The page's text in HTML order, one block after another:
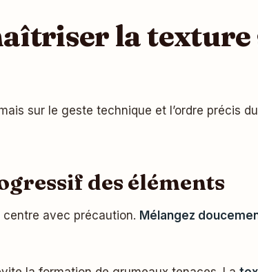
la texture
sur le geste technique et l’ordre précis
des éléments
avec précaution. Mélangez